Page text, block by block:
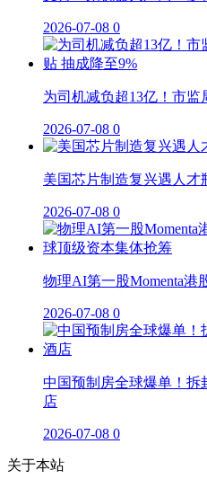
2026-07-08 0
为司机减负超13亿！市
2026-07-08 0
美国芯片制造复兴遇人才
2026-07-08 0
物理AI第一股Momenta港
2026-07-08 0
中国预制房全球爆单！拆
店
2026-07-08 0
关于本站